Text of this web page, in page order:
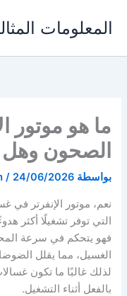
المعلومات
ما هو موتور
الصحون وهل
بواسطة / 24/06/2026
نعم، موتور الإنفرتر في
التي توفر تشغيلًا أكثر
فهو يتحكم في سرعة
الغسيل، مما يقلل
لذلك غالبًا ما تكون
بالفعل أثناء التشغيل.